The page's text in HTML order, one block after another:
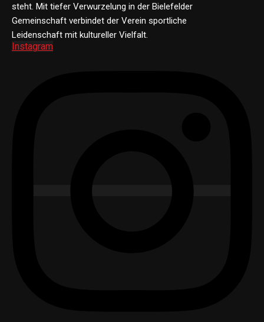
steht. Mit tiefer Verwurzelung in der Bielefelder
Gemeinschaft verbindet der Verein sportliche
Leidenschaft mit kultureller Vielfalt.
Instagram